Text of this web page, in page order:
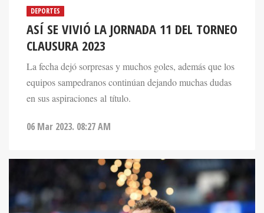
DEPORTES
ASÍ SE VIVIÓ LA JORNADA 11 DEL TORNEO
CLAUSURA 2023
La fecha dejó sorpresas y muchos goles, además que los
equipos sampedranos continúan dejando muchas dudas
en sus aspiraciones al título.
06 Mar 2023. 08:27 AM